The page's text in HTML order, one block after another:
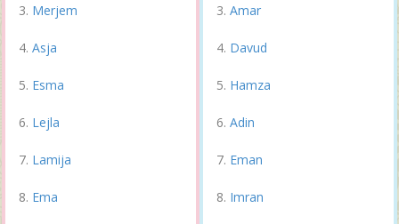
Merjem
Asja
Esma
Lejla
Lamija
Ema
Amar
Davud
Hamza
Adin
Eman
Imran